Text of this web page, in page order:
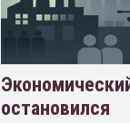
остановился